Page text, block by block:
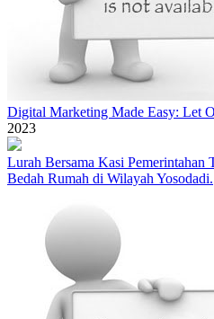
Digital Marketing Made Easy: Let
2023
Lurah Bersama Kasi Pemerintahan
Bedah Rumah di Wilayah Yosodadi.